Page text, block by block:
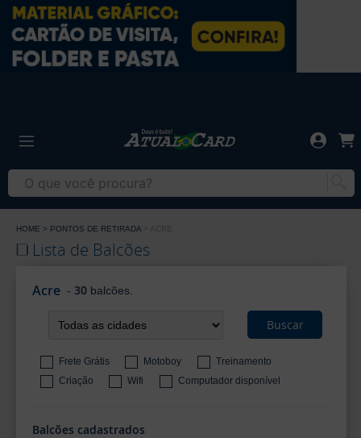
Cartão
de
Visita
Gráfica
Atual
-
HOME PONTOS DE RETIRADA ACRE
Lista de Balcões
Acre - 30balcões.
Buscar
Frete Grátis Motoboy
Treinamento
Criação
Wifi Computador disponível
Balcões cadastrados